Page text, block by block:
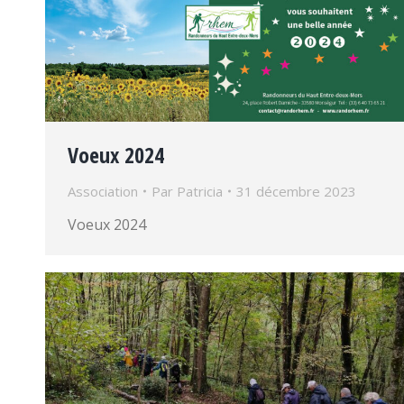
Voeux 2024
Association Par Patricia 31 décembre 2023
Voeux 2024